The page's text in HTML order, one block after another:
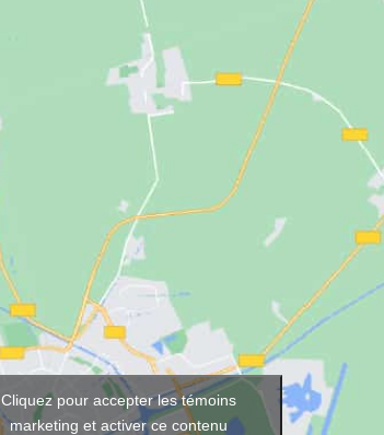
Cliquez pour accepter les témoins
marketing et activer ce contenu